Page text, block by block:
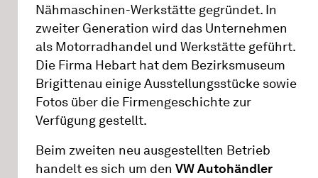
Nähmaschinen-Werkstätte gegründet. In
zweiter Generation wird das Unternehmen
als Motorradhandel und Werkstätte geführt.
Die Firma Hebart hat dem Bezirksmuseum
Brigittenau einige Ausstellungsstücke sowie
Fotos über die Firmengeschichte zur
Verfügung gestellt.
Beim zweiten neu ausgestellten Betrieb
handelt es sich um den VW Autohändler